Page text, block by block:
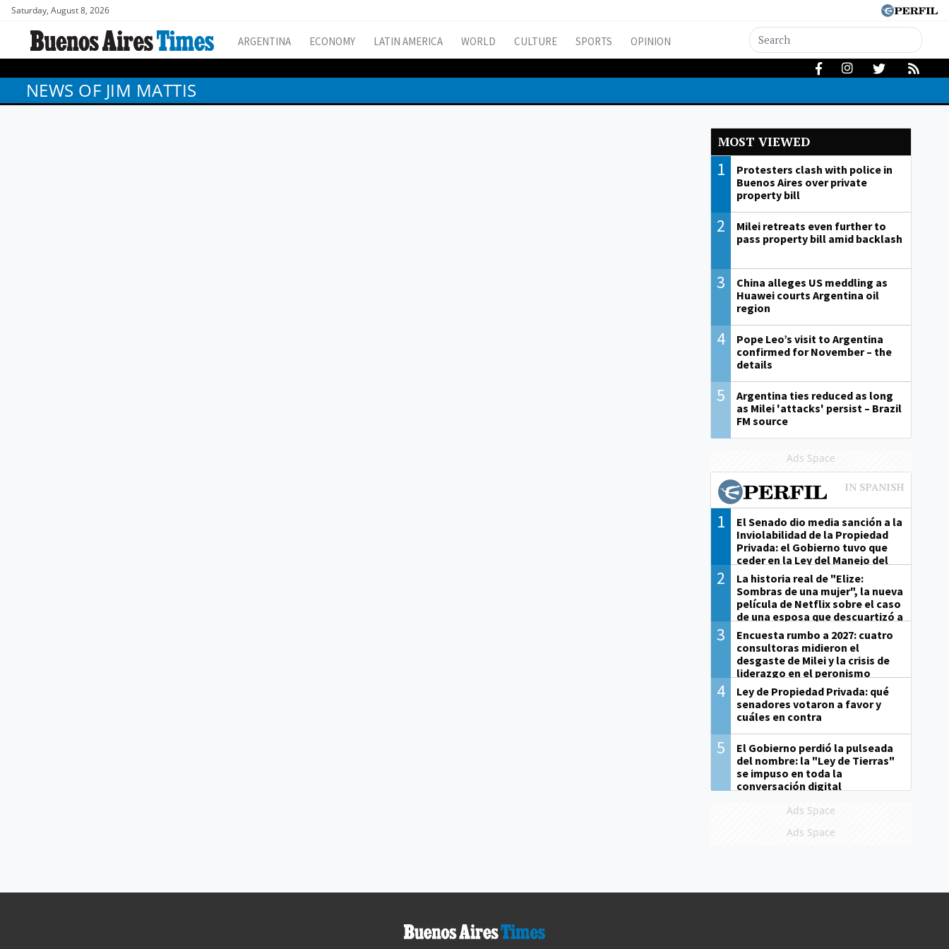
Saturday, August 8, 2026
ARGENTINA ECONOMY LATIN AMERICA WORLD CULTURE SPORTS OPINION
NEWS OF JIM MATTIS
MOST VIEWED
1
Protesters clash with police in
Buenos Aires over private
property bill
2
Milei retreats even further to
pass property bill amid backlash
3
China alleges US meddling as
Huawei courts Argentina oil
region
4
Pope Leo’s visit to Argentina
confirmed for November – the
details
5
Argentina ties reduced as long
as Milei 'attacks' persist – Brazil
FM source
Ads Space
1
El Senado dio media sanción a la
Inviolabilidad de la Propiedad
Privada: el Gobierno tuvo que
ceder en la Ley del Manejo del
Fuego
2
La historia real de "Elize:
Sombras de una mujer", la nueva
película de Netflix sobre el caso
de una esposa que descuartizó a
su marido
3
Encuesta rumbo a 2027: cuatro
consultoras midieron el
desgaste de Milei y la crisis de
liderazgo en el peronismo
4
Ley de Propiedad Privada: qué
senadores votaron a favor y
cuáles en contra
5
El Gobierno perdió la pulseada
del nombre: la "Ley de Tierras"
se impuso en toda la
conversación digital
Ads Space
Ads Space